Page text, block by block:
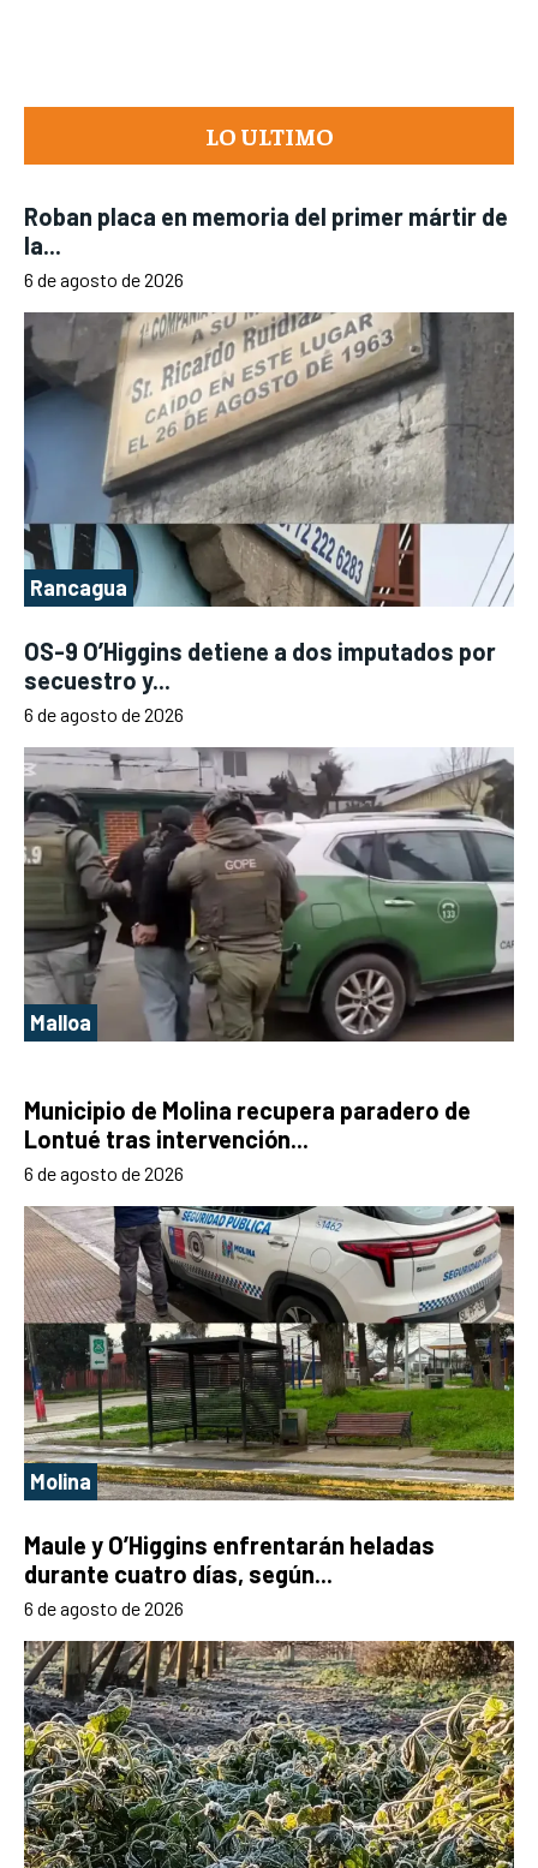
LO ULTIMO
Roban placa en memoria del primer mártir de
la...
6 de agosto de 2026
Rancagua
OS-9 O’Higgins detiene a dos imputados por
secuestro y...
6 de agosto de 2026
Malloa
Municipio de Molina recupera paradero de
Lontué tras intervención...
6 de agosto de 2026
Molina
Maule y O’Higgins enfrentarán heladas
durante cuatro días, según...
6 de agosto de 2026